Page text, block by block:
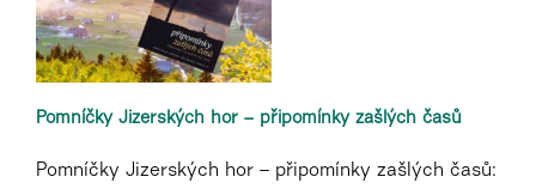
Pomníčky Jizerských hor – připomínky zašlých časů
Pomníčky Jizerských hor – připomínky zašlých časů: